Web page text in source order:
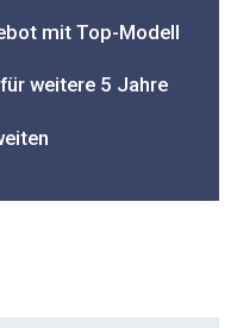
mit Top-Modell
weitere 5 Jahre